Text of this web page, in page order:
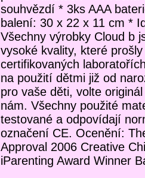
souhvězdí * 3ks AAA
balení: 30 x 22 x 11 cm *
Všechny výrobky Cloud b
vysoké kvality, které
certifikovaných
na použití dětmi již od
pro vaše děti, volte
nám. Všechny použité
testované a odpovídají
označení CE. Ocenění:
Approval 2006 Creative
iParenting Award Winner